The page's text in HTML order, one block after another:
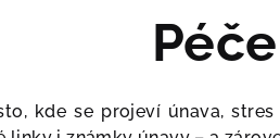
kde se projeví únava,